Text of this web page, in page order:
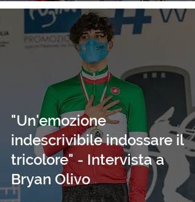
"Un'emozione
indescrivibile indossare il
tricolore" - Intervista a
Bryan Olivo